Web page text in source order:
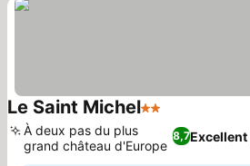
Le Saint Michel2 Étoiles
8,7Excellent
À deux pas du plus
grand château d'Europe